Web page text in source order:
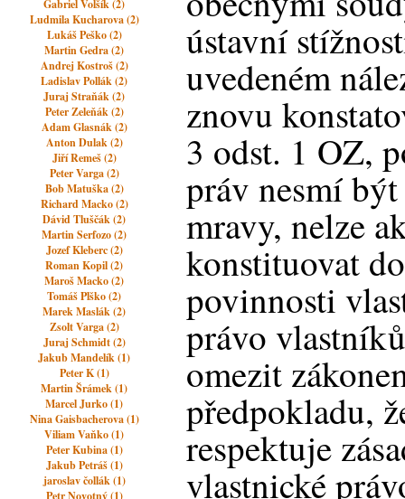
Gabriel Volšík (2)
Ludmila Kucharova (2)
Lukáš Peško (2)
Martin Gedra (2)
Andrej Kostroš (2)
Ladislav Pollák (2)
Juraj Straňák (2)
Peter Zeleňák (2)
Adam Glasnák (2)
Anton Dulak (2)
Jiří Remeš (2)
Peter Varga (2)
Bob Matuška (2)
Richard Macko (2)
Dávid Tluščák (2)
Martin Serfozo (2)
Jozef Kleberc (2)
Roman Kopil (2)
Maroš Macko (2)
Tomáš Plško (2)
Marek Maslák (2)
Zsolt Varga (2)
Juraj Schmidt (2)
Jakub Mandelík (1)
Peter K (1)
Martin Šrámek (1)
Marcel Jurko (1)
Nina Gaisbacherova (1)
Viliam Vaňko (1)
Peter Kubina (1)
Jakub Petráš (1)
jaroslav čollák (1)
Petr Novotný (1)
ústavní
uvedeném
znovu
3 odst. 1 OZ,
práv nesmí
mravy, nelze
konstituovat
povinnosti
právo
omezit
předpokladu,
respektuje
vlastnické